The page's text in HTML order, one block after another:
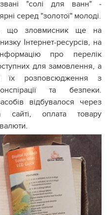
"солі для ванн" ‒
серед "золотої" молоді.
що зловмисник ще на
Інтернет-ресурсів, на
про перелік
для замовлення, а
їх розповсюдження з
та безпеки.
відбувалося через
сайті, оплата товару